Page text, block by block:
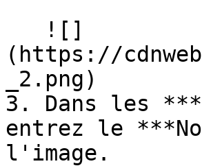
(https://
_2.png)
3. Dans les
entrez le
l'image.